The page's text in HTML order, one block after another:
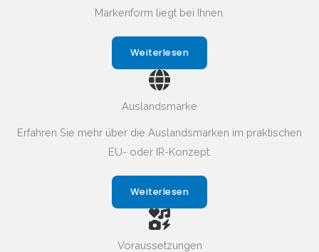
Markenform liegt bei Ihnen.
Weiterlesen
Auslandsmarke
Erfahren Sie mehr über die Auslandsmarken im praktischen
EU- oder IR-Konzept.
Weiterlesen
Voraussetzungen